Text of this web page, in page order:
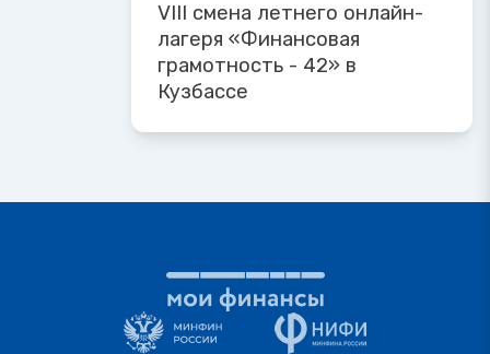
VIII смена летнего онлайн-
лагеря «Финансовая
грамотность - 42» в
Кузбассе